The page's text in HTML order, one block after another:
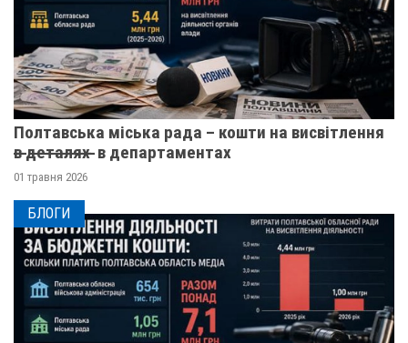
Полтавська міська рада – кошти на висвітлення
в̶ ̶д̶е̶т̶а̶л̶я̶х̶ ̶ в департаментах
01 травня 2026
БЛОГИ